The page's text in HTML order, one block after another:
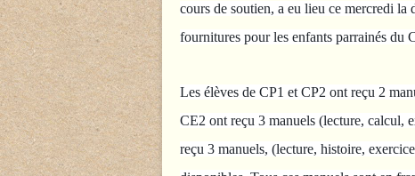
cours de soutien, a eu lieu ce mercredi
fournitures pour les enfants parrainés du
Les élèves de CP1 et CP2 ont reçu 2
CE2 ont reçu 3 manuels (lecture, calcul,
reçu 3 manuels, (lecture, histoire,